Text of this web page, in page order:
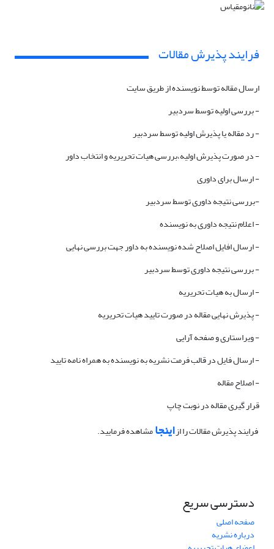
فرایند پذیرش مقالات
ارسال مقاله توسط نویسنده از طریق سایت
- بررسی اولیه توسط سردبیر
- رد مقاله یا پذیرش اولیه توسط سردبیر
- در صورت پذیرش اولیه،بررسی هیات تحریریه و انتخاب داور
- ارسال برای داوری
-بررسی نتیجه داوری توسط سردبیر
- اعلام نتیجه داوری به نویسنده
- ارسال افایل اصلاح شده نویسنده به داور جهت بررسی نهایی
- بررسی نتیجه داوری توسط سردبیر
- ارسال به هیات تحریریه
- پذیرش نهایی مقاله در صورت تایید هیات تحریریه
- ویراستاری و صفحه آرایی
- ارسال فایل در قالب فرمت نشریه به نویسنده به همراه نامه تایید
- اصلاح مقاله
قرار گیری مقاله در نوبت چاپ
فرایند پذیرش مقالات را ازاینجامشاهده فرمایید.
دسترسی سریع
صفحه اصلی
درباره نشریه